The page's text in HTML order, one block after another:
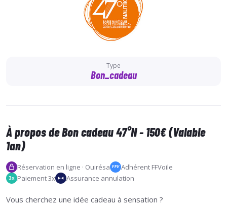
Type
Bon_cadeau
À propos de Bon cadeau 47°N - 150€ (Valable
1an)
Réservation en ligne · Ouirésa FFV Adhérent FFVoile
3x Paiement 3x Assurance annulation
Vous cherchez une idée cadeau à sensation ?